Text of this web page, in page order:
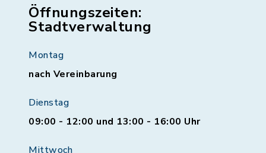
Öffnungszeiten:
Stadtverwaltung
Montag
nach Vereinbarung
Dienstag
09:00 - 12:00 und 13:00 - 16:00 Uhr
Mittwoch